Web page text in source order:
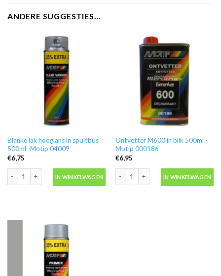
ANDERE SUGGESTIES…
Blanke lak hooglans in spuitbus
500ml -Motip 04009
€6,75
IN WINKELWAGEN
Ontvetter M600 in blik 500ml -
Motip 000186
€6,95
IN WINKELWAGEN